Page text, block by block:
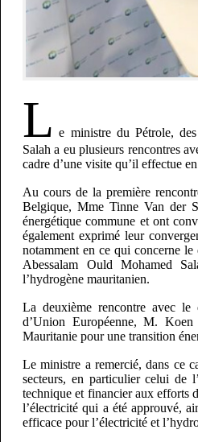
L e ministre du Pétrole,
Salah a eu plusieurs rencontres
cadre d’une visite qu’il effectue
Au cours de la première
Belgique, Mme Tinne Van der
énergétique commune et ont
également exprimé leur
notamment en ce qui concerne
Abessalam Ould Mohamed
l’hydrogène mauritanien.
La deuxième rencontre avec le
d’Union Européenne, M.
Mauritanie pour une transition
Le ministre a remercié, dans ce
secteurs, en particulier celui de
technique et financier aux efforts
l’électricité qui a été approuvé,
efficace pour l’électricité et